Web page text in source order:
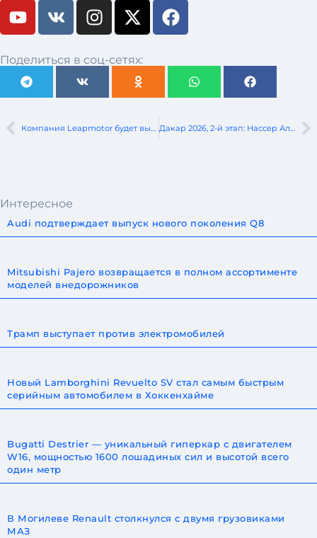
Поделиться в соц-сетях:
Интересное
Audi подтверждает выпуск нового поколения Q8
Mitsubishi Pajero возвращается в полном ассортименте
моделей внедорожников
Трамп выступает против электромобилей
Новый Lamborghini Revuelto SV стал самым быстрым
серийным автомобилем в Хоккенхайме
Bugatti Destrier — уникальный гиперкар с двигателем
W16, мощностью 1600 лошадиных сил и высотой всего
один метр
В Могилеве Renault столкнулся с двумя грузовиками
МАЗ